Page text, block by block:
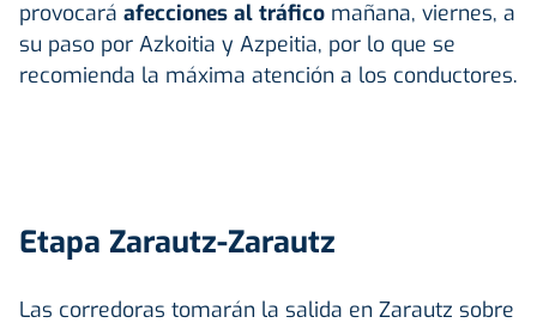
provocará afecciones al tráfico mañana, viernes, a
su paso por Azkoitia y Azpeitia, por lo que se
recomienda la máxima atención a los conductores.
Etapa Zarautz-Zarautz
Las corredoras tomarán la salida en Zarautz sobre